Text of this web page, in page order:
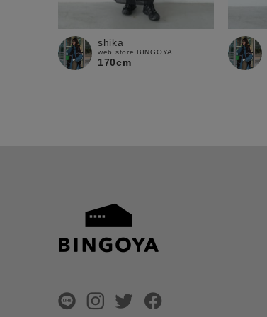
shika
web store BINGOYA
170cm